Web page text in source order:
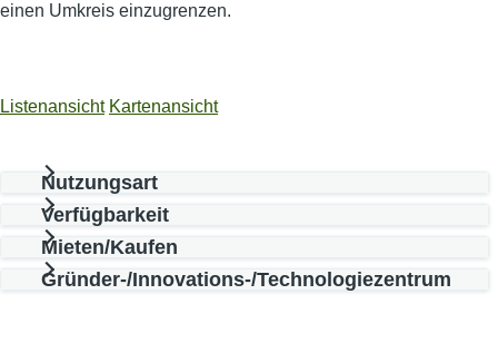
einen Umkreis einzugrenzen.
Listenansicht Kartenansicht
Nutzungsart
Verfügbarkeit
Mieten/Kaufen
Gründer-/Innovations-/Technologiezentrum